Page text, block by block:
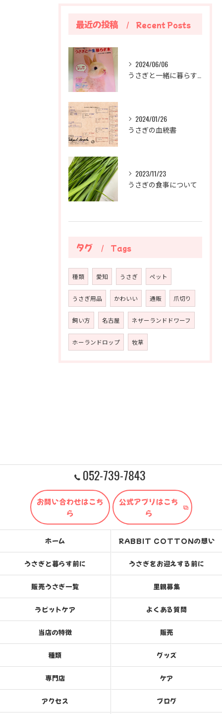
最近の投稿 Recent Posts
2024/06/06
2024/01/26
うさぎの血統書
2023/11/23
うさぎの食事について
タグ Tags
種類 愛知 うさぎ ペット
うさぎ用品 かわいい 通販 爪切り
飼い方 名古屋 ネザーランドドワーフ
ホーランドロップ 牧草
052-739-7843
お問い合わせはこち
ら
公式アプリはこち
ら
ホーム RABBIT COTTONの想い
うさぎと暮らす前に うさぎをお迎えする前に
販売うさぎ一覧 里親募集
ラビットケア よくある質問
当店の特徴 販売
種類 グッズ
専門店 ケア
アクセス ブログ